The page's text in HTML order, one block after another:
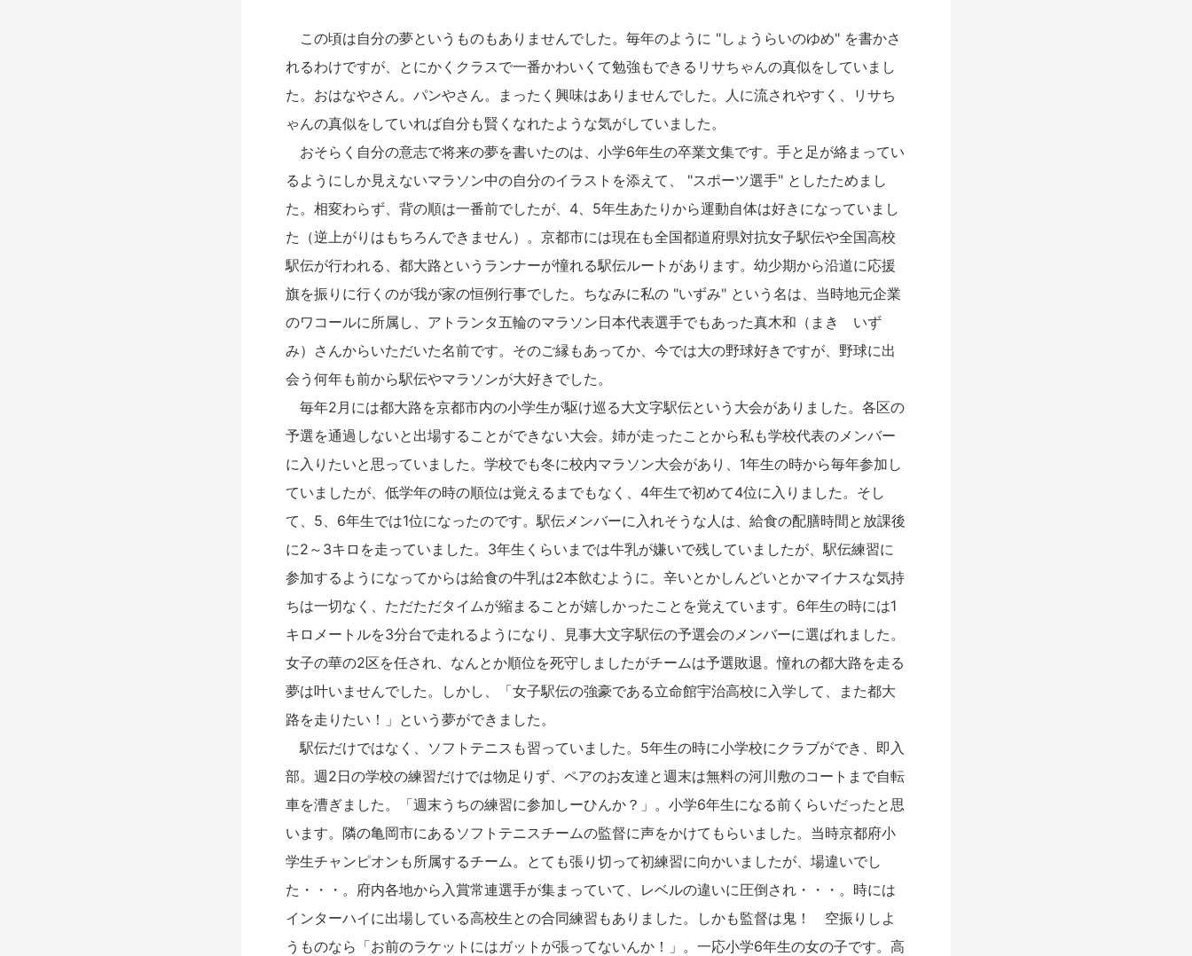
この頃は自分の夢というものもありませんでした。毎年のように "しょうらいのゆめ" を書かさ
れるわけですが、とにかくクラスで一番かわいくて勉強もできるリサちゃんの真似をしていまし
た。おはなやさん。パンやさん。まったく興味はありませんでした。人に流されやすく、リサち
ゃんの真似をしていれば自分も賢くなれたような気がしていました。
おそらく自分の意志で将来の夢を書いたのは、小学6年生の卒業文集です。手と足が絡まってい
るようにしか見えないマラソン中の自分のイラストを添えて、 "スポーツ選手" としたためまし
た。相変わらず、背の順は一番前でしたが、4、5年生あたりから運動自体は好きになっていまし
た（逆上がりはもちろんできません）。京都市には現在も全国都道府県対抗女子駅伝や全国高校
駅伝が行われる、都大路というランナーが憧れる駅伝ルートがあります。幼少期から沿道に応援
旗を振りに行くのが我が家の恒例行事でした。ちなみに私の "いずみ" という名は、当時地元企業
のワコールに所属し、アトランタ五輪のマラソン日本代表選手でもあった真木和（まき いず
み）さんからいただいた名前です。そのご縁もあってか、今では大の野球好きですが、野球に出
会う何年も前から駅伝やマラソンが大好きでした。
毎年2月には都大路を京都市内の小学生が駆け巡る大文字駅伝という大会がありました。各区の
予選を通過しないと出場することができない大会。姉が走ったことから私も学校代表のメンバー
に入りたいと思っていました。学校でも冬に校内マラソン大会があり、1年生の時から毎年参加し
ていましたが、低学年の時の順位は覚えるまでもなく、4年生で初めて4位に入りました。そし
て、5、6年生では1位になったのです。駅伝メンバーに入れそうな人は、給食の配膳時間と放課後
に2～3キロを走っていました。3年生くらいまでは牛乳が嫌いで残していましたが、駅伝練習に
参加するようになってからは給食の牛乳は2本飲むように。辛いとかしんどいとかマイナスな気持
ちは一切なく、ただただタイムが縮まることが嬉しかったことを覚えています。6年生の時には1
キロメートルを3分台で走れるようになり、見事大文字駅伝の予選会のメンバーに選ばれました。
女子の華の2区を任され、なんとか順位を死守しましたがチームは予選敗退。憧れの都大路を走る
夢は叶いませんでした。しかし、「女子駅伝の強豪である立命館宇治高校に入学して、また都大
路を走りたい！」という夢ができました。
駅伝だけではなく、ソフトテニスも習っていました。5年生の時に小学校にクラブができ、即入
部。週2日の学校の練習だけでは物足りず、ペアのお友達と週末は無料の河川敷のコートまで自転
車を漕ぎました。「週末うちの練習に参加しーひんか？」。小学6年生になる前くらいだったと思
います。隣の亀岡市にあるソフトテニスチームの監督に声をかけてもらいました。当時京都府小
学生チャンピオンも所属するチーム。とても張り切って初練習に向かいましたが、場違いでし
た・・・。府内各地から入賞常連選手が集まっていて、レベルの違いに圧倒され・・・。時には
インターハイに出場している高校生との合同練習もありました。しかも監督は鬼！ 空振りしよ
うものなら「お前のラケットにはガットが張ってないんか！」。一応小学6年生の女の子です。高